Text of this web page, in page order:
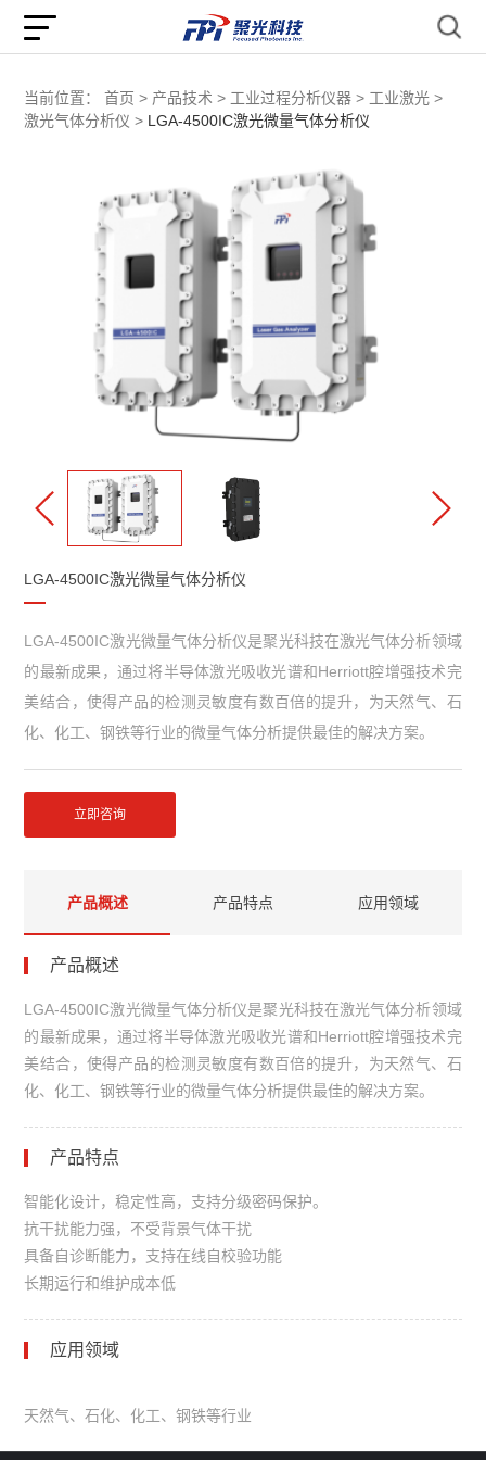
当前位置： 首页 > 产品技术 > 工业过程分析仪器 > 工业激光 >
激光气体分析仪 > LGA-4500IC激光微量气体分析仪
LGA-4500IC激光微量气体分析仪
LGA-4500IC激光微量气体分析仪是聚光科技在激光气体分析领域
的最新成果，通过将半导体激光吸收光谱和Herriott腔增强技术完
美结合，使得产品的检测灵敏度有数百倍的提升，为天然气、石
化、化工、钢铁等行业的微量气体分析提供最佳的解决方案。
立即咨询
产品概述 产品特点 应用领域
产品概述
LGA-4500IC激光微量气体分析仪是聚光科技在激光气体分析领域
的最新成果，通过将半导体激光吸收光谱和Herriott腔增强技术完
美结合，使得产品的检测灵敏度有数百倍的提升，为天然气、石
化、化工、钢铁等行业的微量气体分析提供最佳的解决方案。
产品特点
智能化设计，稳定性高，支持分级密码保护。
抗干扰能力强，不受背景气体干扰
具备自诊断能力，支持在线自校验功能
长期运行和维护成本低
应用领域
天然气、石化、化工、钢铁等行业